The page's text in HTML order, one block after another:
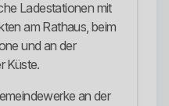
Ladestationen mit
am Rathaus, beim
und an der
Küste.
an der